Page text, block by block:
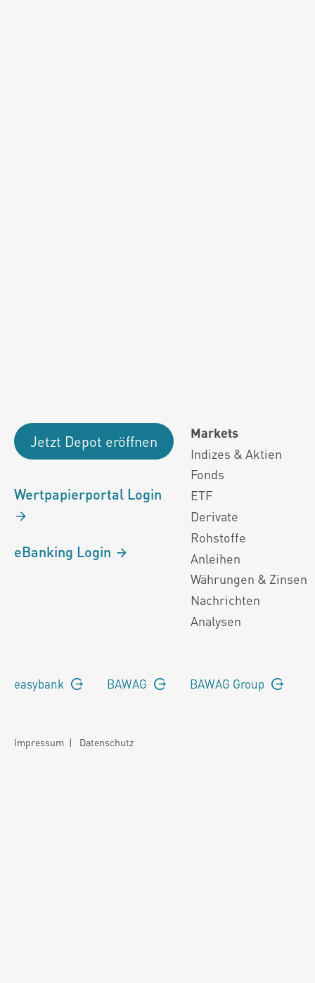
Jetzt Depot eröffnen
Wertpapierportal Login
eBanking Login
Markets
Indizes & Aktien
Fonds
ETF
Derivate
Rohstoffe
Anleihen
Währungen & Zinsen
Nachrichten
Analysen
easybank BAWAG BAWAG Group
Impressum | Datenschutz